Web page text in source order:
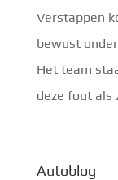
Verstappen
bewust
Het team
deze fout als
Autoblog